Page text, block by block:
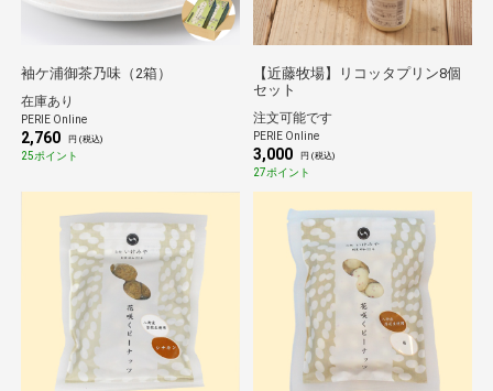
袖ケ浦御茶乃味（2箱）
在庫あり
PERIE Online
2,760 円 (税込)
25ポイント
【近藤牧場】リコッタプリン8個
セット
注文可能です
PERIE Online
3,000 円 (税込)
27ポイント